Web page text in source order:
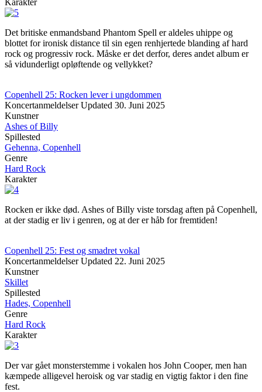
Karakter
Det britiske enmandsband Phantom Spell er aldeles uhippe og
blottet for ironisk distance til sin egen renhjertede blanding af hard
rock og progressiv rock. Måske er det derfor, deres andet album er
så vidunderligt opløftende og vellykket?
Copenhell 25: Rocken lever i ungdommen
Koncertanmeldelser Updated 30. Juni 2025
Kunstner
Ashes of Billy
Spillested
Gehenna, Copenhell
Genre
Hard Rock
Karakter
Rocken er ikke død. Ashes of Billy viste torsdag aften på Copenhell,
at der stadig er liv i genren, og at der er håb for fremtiden!
Copenhell 25: Fest og smadret vokal
Koncertanmeldelser Updated 22. Juni 2025
Kunstner
Skillet
Spillested
Hades, Copenhell
Genre
Hard Rock
Karakter
Der var gået monsterstemme i vokalen hos John Cooper, men han
kæmpede alligevel heroisk og var stadig en vigtig faktor i den fine
fest.